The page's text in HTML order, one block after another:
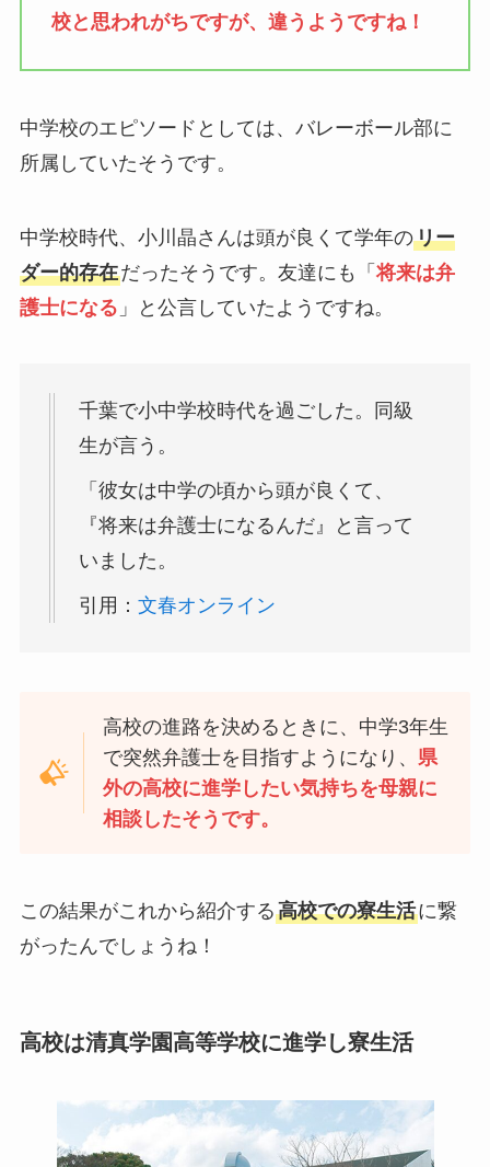
校と思われがちですが、違うようですね！
中学校のエピソードとしては、バレーボール部に
所属していたそうです。
中学校時代、小川晶さんは頭が良くて学年のリー
ダー的存在だったそうです。友達にも「 将来は弁
護士になる 」と公言していたようですね。
千葉で小中学校時代を過ごした。同級
生が言う。
「彼女は中学の頃から頭が良くて、
『将来は弁護士になるんだ』と言って
いました。
引用： 文春オンライン
高校の進路を決めるときに、中学3年生
で突然弁護士を目指すようになり、 県
外の高校に進学したい気持ちを母親に
相談したそうです。
この結果がこれから紹介する高校での寮生活に繋
がったんでしょうね！
高校は清真学園高等学校に進学し寮生活